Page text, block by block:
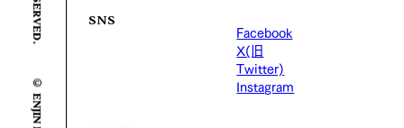
SNS
Facebook
X(旧
Twitter)
Instagram